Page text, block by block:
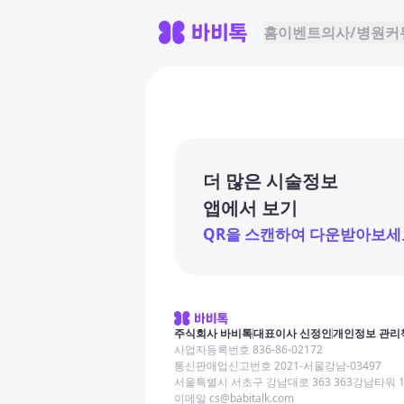
홈이벤트의사/병원커
더 많은 시술정보
앱에서 보기
QR을 스캔하여 다운받아보세
주식회사 바비톡대표이사 신정인개인정보 관리
사업자등록번호 836-86-02172
통신판매업신고번호 2021-서울강남-03497
서울특별시 서초구 강남대로 363 363강남타워
이메일 cs@babitalk.com